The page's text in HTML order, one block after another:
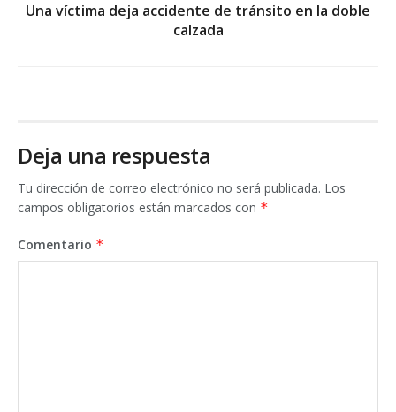
Una víctima deja accidente de tránsito en la doble
calzada
Deja una respuesta
Tu dirección de correo electrónico no será publicada. Los
campos obligatorios están marcados con *
Comentario *